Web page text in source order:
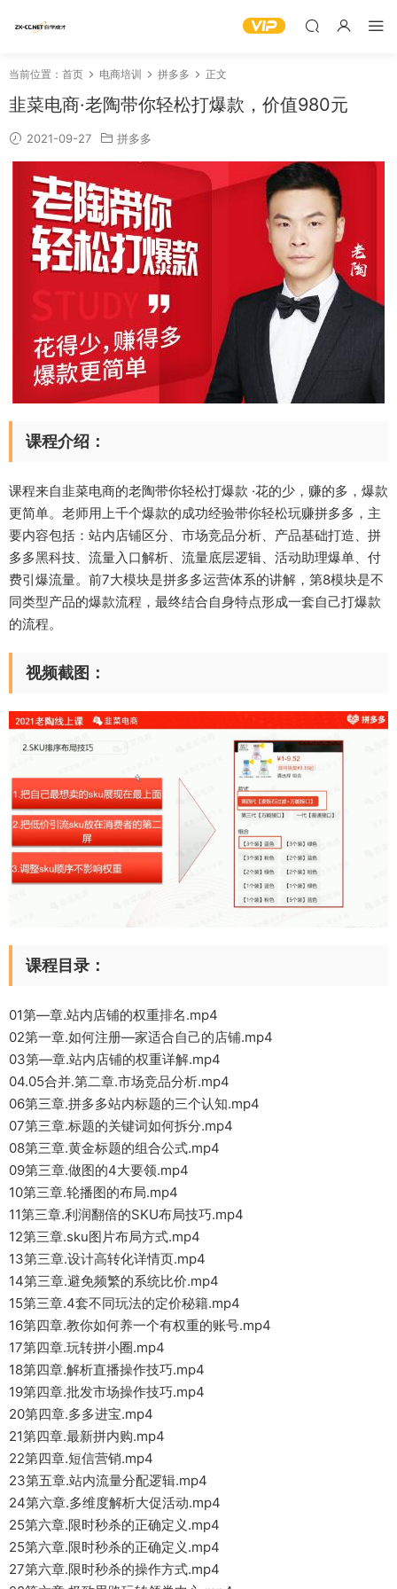
当前位置： 首页 电商培训 拼多多 正文
韭菜电商·老陶带你轻松打爆款，价值980元
2021-09-27 拼多多
课程介绍：
课程来自韭菜电商的老陶带你轻松打爆款 ·花的少，赚的多，爆款
更简单。老师用上千个爆款的成功经验带你轻松玩赚拼多多，主
要内容包括：站内店铺区分、市场竞品分析、产品基础打造、拼
多多黑科技、流量入口解析、流量底层逻辑、活动助理爆单、付
费引爆流量。前7大模块是拼多多运营体系的讲解，第8模块是不
同类型产品的爆款流程，最终结合自身特点形成一套自己打爆款
的流程。
视频截图：
课程目录：
01第—章.站内店铺的权重排名.mp4
02第一章.如何注册—家适合自己的店铺.mp4
03第—章.站内店铺的权重详解.mp4
04.05合并.第二章.市场竞品分析.mp4
06第三章.拼多多站内标题的三个认知.mp4
07第三章.标题的关键词如何拆分.mp4
08第三章.黄金标题的组合公式.mp4
09第三章.做图的4大要领.mp4
10第三章.轮播图的布局.mp4
11第三章.利润翻倍的SKU布局技巧.mp4
12第三章.sku图片布局方式.mp4
13第三章.设计高转化详情页.mp4
14第三章.避免频繁的系统比价.mp4
15第三章.4套不同玩法的定价秘籍.mp4
16第四章.教你如何养一个有权重的账号.mp4
17第四章.玩转拼小圈.mp4
18第四章.解析直播操作技巧.mp4
19第四章.批发市场操作技巧.mp4
20第四章.多多进宝.mp4
21第四章.最新拼内购.mp4
22第四章.短信营销.mp4
23第五章.站内流量分配逻辑.mp4
24第六章.多维度解析大促活动.mp4
25第六章.限时秒杀的正确定义.mp4
25第六章.限时秒杀的正确定义.mp4
27第六章.限时秒杀的操作方式.mp4